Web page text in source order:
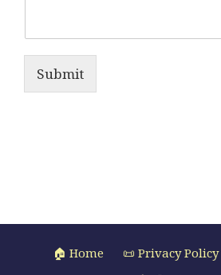
Submit
🏠 Home 📜 Privacy Policy